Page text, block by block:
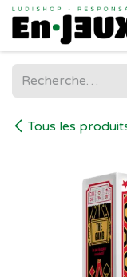
Se rendre au
Tous les